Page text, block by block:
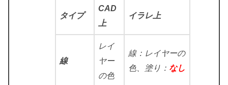
タイプ
CAD
上
イラレ上
線
レイ
ヤー
の色
線：レイヤーの
色、塗り： なし